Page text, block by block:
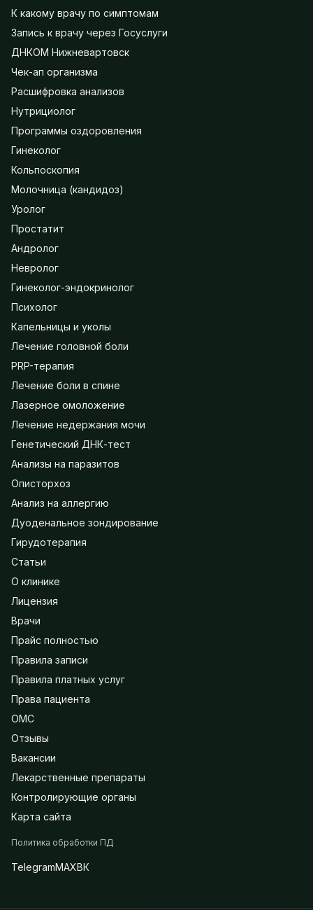
К какому врачу по симптомам
Запись к врачу через Госуслуги
ДНКОМ Нижневартовск
Чек-ап организма
Расшифровка анализов
Нутрициолог
Программы оздоровления
Гинеколог
Кольпоскопия
Молочница (кандидоз)
Уролог
Простатит
Андролог
Невролог
Гинеколог-эндокринолог
Психолог
Капельницы и уколы
Лечение головной боли
PRP-терапия
Лечение боли в спине
Лазерное омоложение
Лечение недержания мочи
Генетический ДНК-тест
Анализы на паразитов
Описторхоз
Анализ на аллергию
Дуоденальное зондирование
Гирудотерапия
Статьи
О клинике
Лицензия
Врачи
Прайс полностью
Правила записи
Правила платных услуг
Права пациента
ОМС
Отзывы
Вакансии
Лекарственные препараты
Контролирующие органы
Карта сайта
Политика обработки ПД
TelegramMAXВК